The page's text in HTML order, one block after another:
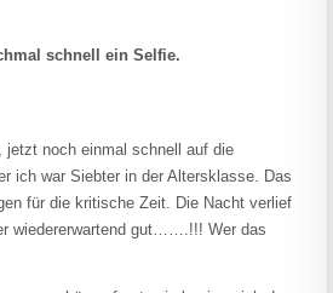
schnell ein Selfie.
jetzt noch einmal schnell auf die
ich war Siebter in der Altersklasse. Das
für die kritische Zeit. Die Nacht verlief
wiedererwartend gut…….!!! Wer das